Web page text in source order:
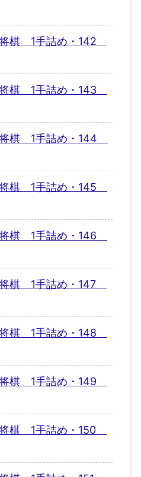
将棋 1手詰め・142
将棋 1手詰め・143
将棋 1手詰め・144
将棋 1手詰め・145
将棋 1手詰め・146
棋 1手詰め・147
将棋 1手詰め・148
将棋 1手詰め・149
棋 1手詰め・150